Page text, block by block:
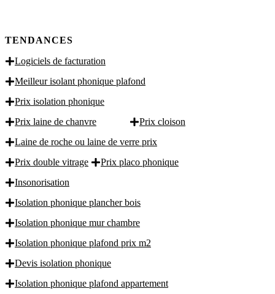
TENDANCES
Logiciels de facturation
Meilleur isolant phonique plafond
Prix isolation phonique
Prix laine de chanvre
Prix cloison
Laine de roche ou laine de verre prix
Prix double vitrage
Prix placo phonique
Insonorisation
Isolation phonique plancher bois
Isolation phonique mur chambre
Isolation phonique plafond prix m2
Devis isolation phonique
Isolation phonique plafond appartement